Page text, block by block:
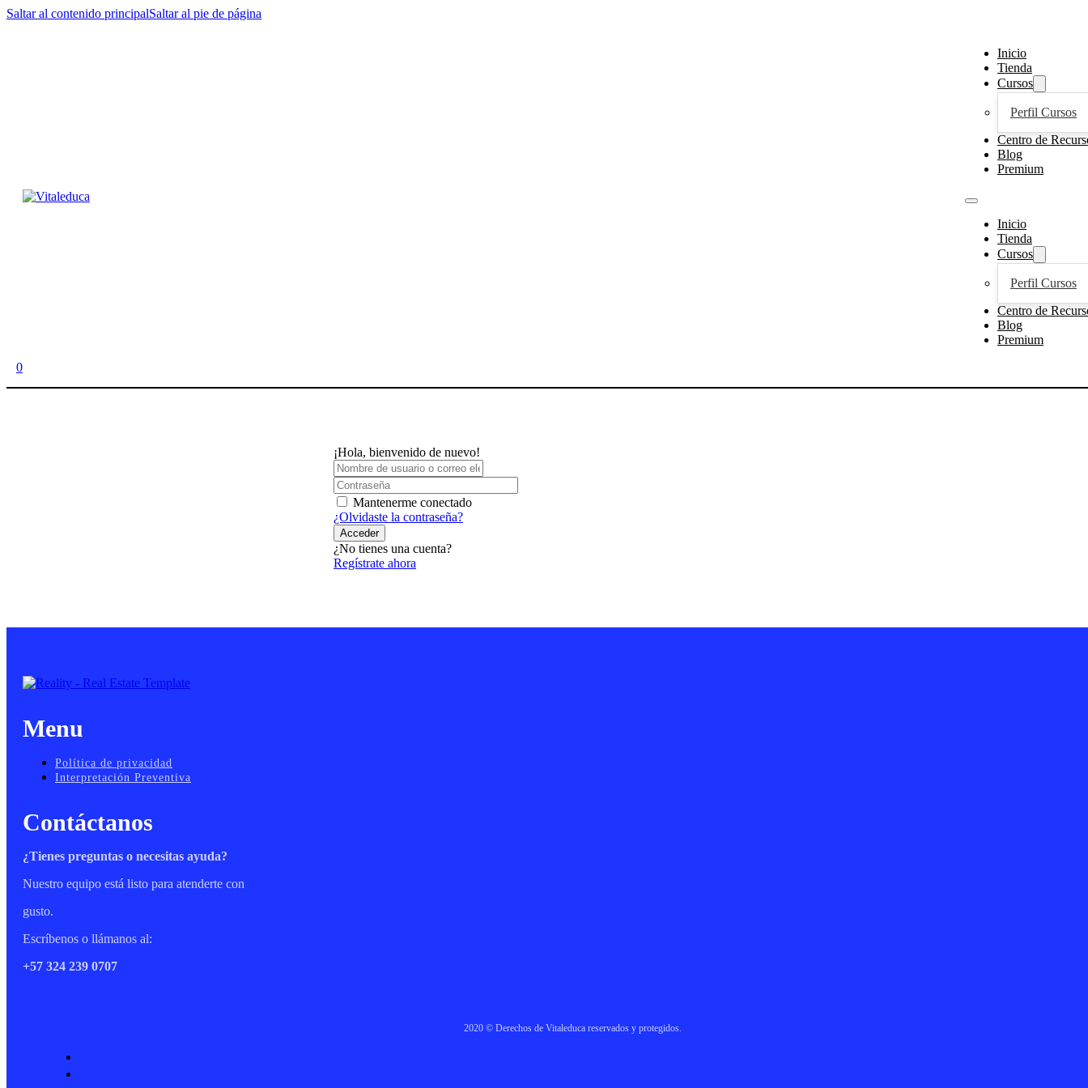
Saltar al contenido principalSaltar al pie de página
Inicio
Tienda
Cursos
Perfil Cursos
Centro de
Blog
Premium
Inicio
Tienda
Cursos
Perfil Cursos
Centro de
Blog
Premium
0
¡Hola, bienvenido de nuevo!
Mantenerme conectado
¿Olvidaste la contraseña?
Acceder
¿No tienes una cuenta?
Regístrate ahora
Menu
Política de privacidad
Interpretación Preventiva
Contáctanos
¿Tienes preguntas o necesitas ayuda?
Nuestro equipo está listo para atenderte con
gusto.
Escríbenos o llámanos al:
+57 324 239 0707
2020 © Derechos de Vitaleduca reservados y protegidos.